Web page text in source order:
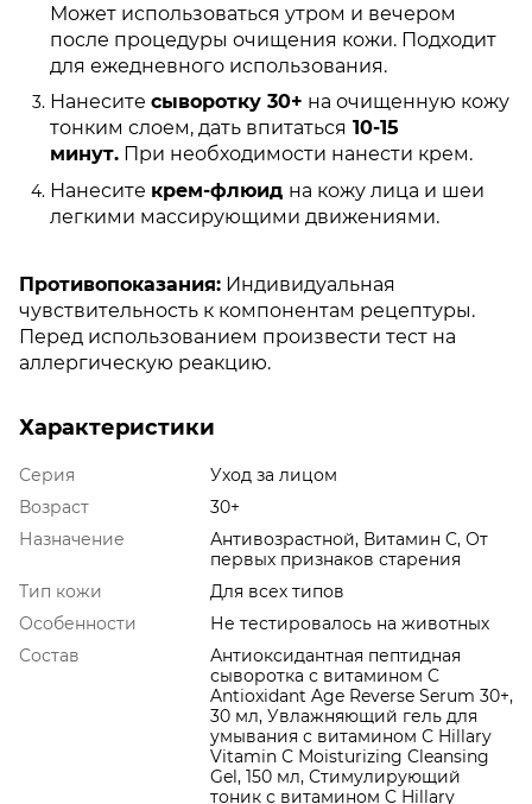
Может использоваться утром и вечером
после процедуры очищения кожи. Подходит
для ежедневного использования.
Нанесите cыворотку 30+ на очищенную кожу
тонким слоем, дать впитаться 10-15
минут. При необходимости нанести крем.
Нанесите крем-флюид на кожу лица и шеи
легкими массирующими движениями.
Противопоказания: Индивидуальная
чувствительность к компонентам рецептуры.
Перед использованием произвести тест на
аллергическую реакцию.
Характеристики
Серия
Уход за лицом
Возраст
30+
Назначение
Антивозрастной, Витамин C, От
первых признаков старения
Тип кожи
Для всех типов
Особенности
Не тестировалось на животных
Состав
Антиоксидантная пептидная
сыворотка с витамином C
Antioxidant Age Reverse Serum 30+,
30 мл, Увлажняющий гель для
умывания с витамином С Hillary
Vitamin С Мoisturizing Cleansing
Gel, 150 мл, Стимулирующий
тоник с витамином C Hillary